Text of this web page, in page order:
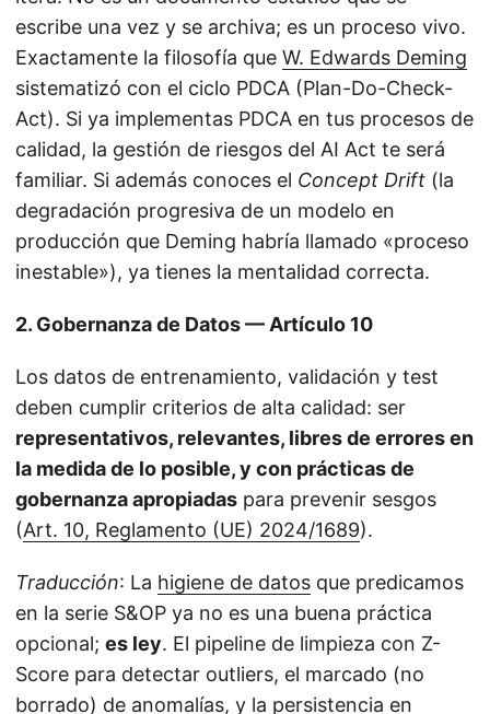
escribe una vez y se archiva; es un proceso vivo.
Exactamente la filosofía que W. Edwards Deming
sistematizó con el ciclo PDCA (Plan-Do-Check-
Act). Si ya implementas PDCA en tus procesos de
calidad, la gestión de riesgos del AI Act te será
familiar. Si además conoces el Concept Drift (la
degradación progresiva de un modelo en
producción que Deming habría llamado «proceso
inestable»), ya tienes la mentalidad correcta.
2. Gobernanza de Datos — Artículo 10
Los datos de entrenamiento, validación y test
deben cumplir criterios de alta calidad: ser
representativos, relevantes, libres de errores en
la medida de lo posible, y con prácticas de
gobernanza apropiadas para prevenir sesgos
(Art. 10, Reglamento (UE) 2024/1689).
Traducción: La higiene de datos que predicamos
en la serie S&OP ya no es una buena práctica
opcional; es ley. El pipeline de limpieza con Z-
Score para detectar outliers, el marcado (no
borrado) de anomalías, y la persistencia en